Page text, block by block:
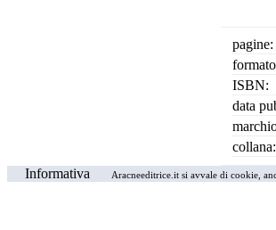
pagine:
ISBN:
data
collana:
Informativa
Aracneeditrice.it si avvale di cookie,